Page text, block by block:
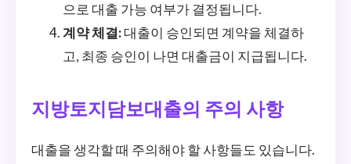
으로 대출 가능 여부가 결정됩니다.
계약 체결:대출이 승인되면 계약을 체결하
고, 최종 승인이 나면 대출금이 지급됩니다.
지방토지담보대출의 주의 사항
대출을 생각할 때 주의해야 할 사항들도 있습니다.